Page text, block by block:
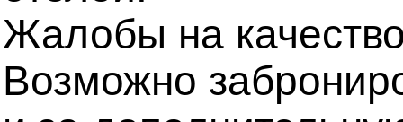
Жалобы на
Возможно